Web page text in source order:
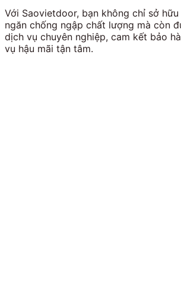
Với Saovietdoor, bạn không chỉ sở
ngăn chống ngập chất lượng mà còn
dịch vụ chuyên nghiệp, cam kết bảo
vụ hậu mãi tận tâm.